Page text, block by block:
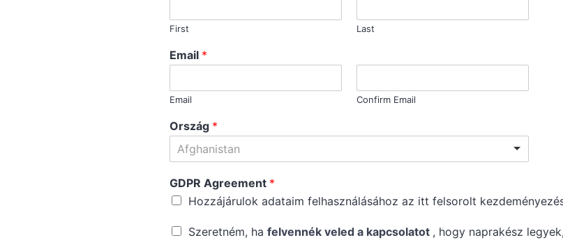
First Last
Email *
Email Confirm Email
Ország *
Afghanistan
GDPR Agreement *
Hozzájárulok adataim felhasználásához az itt felsorolt
Szeretném, ha felvennék veled a kapcsolatot , hogy naprakész